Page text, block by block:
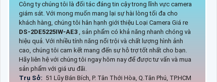
Công ty chúng tôi là đối tác đáng tin cậy trong lĩnh vực camera
giám sát. Với mong muốn mang lại sự hài lòng tối đa cho
khách hàng, chúng tôi hân hạnh giới thiệu Loại Camera Giá re
DS-2DE5225IW-AE3
, sản phẩm có khả năng nhanh chóng và
hiệu quả. Với nhiều tính năng nổi trội và chất lượng hình ảnh
cao, chúng tôi cam kết mang đến sự hỗ trợ tốt nhất cho bạn.
Hãy liên hệ với chúng tôi ngay hôm nay để được tư vấn và mua
sản phẩm với giá ưu đãi.
Trụ Sở: 51 Lũy Bán Bích, P. Tân Thới Hòa, Q.Tân Phú, TP.HCM